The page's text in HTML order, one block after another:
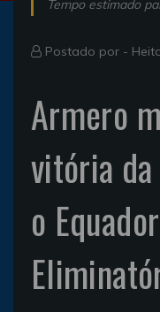
Tempo estimado
Postado por -
Armero
vitória
o